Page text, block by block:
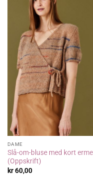
DAME
Slå-om-bluse med kort erme
(Oppskrift)
kr60,00